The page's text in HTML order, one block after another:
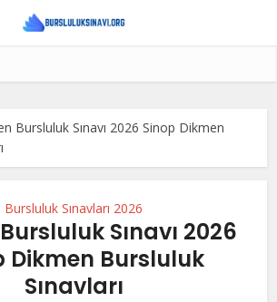
Bursluluk Sınavı 2026 Sinop Dikmen
Bursluluk Sınavları 2026
Sınavı 2026
Dikmen Bursluluk
Sınavları